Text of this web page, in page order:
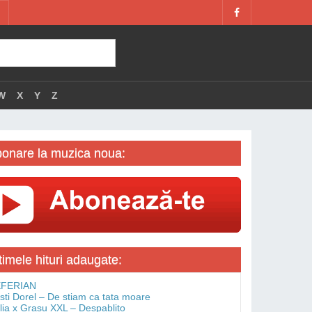
X Y Z
la muzica noua:
hituri adaugate:
Dorel – De stiam ca tata moare
x Grasu XXL – Despablito